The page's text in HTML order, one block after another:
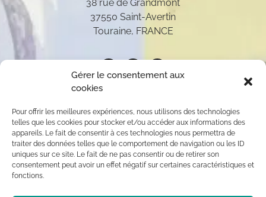
Gérer le consentement aux
cookies
Pour offrir les meilleures expériences, nous utilisons des technologies
telles que les cookies pour stocker et/ou accéder aux informations des
appareils. Le fait de consentir à ces technologies nous permettra de
traiter des données telles que le comportement de navigation ou les ID
uniques sur ce site. Le fait de ne pas consentir ou de retirer son
consentement peut avoir un effet négatif sur certaines caractéristiques et
fonctions.
38 rue de Grandmont
37550 Saint-Avertin
Touraine, FRANCE